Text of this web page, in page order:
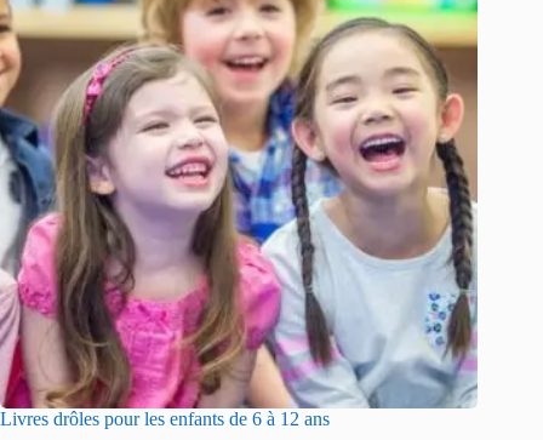
Livres drôles pour les enfants de 6 à 12 ans